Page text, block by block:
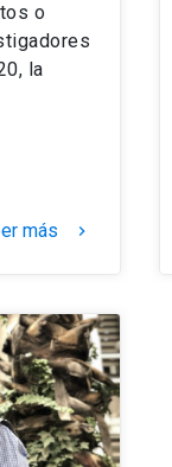
o
la
más keyboard_arrow_right